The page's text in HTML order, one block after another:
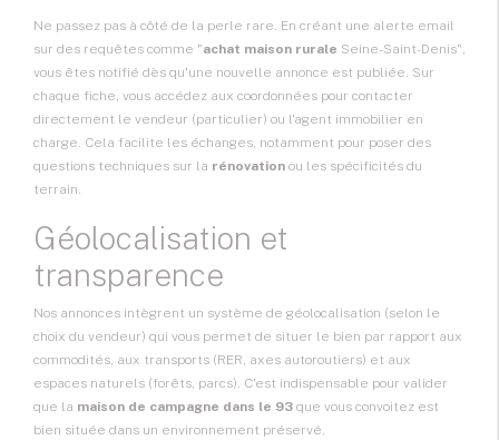
Ne passez pas à côté de la perle rare. En créant une alerte email
sur des requêtes comme "achat maison rurale Seine-Saint-Denis",
vous êtes notifié dès qu'une nouvelle annonce est publiée. Sur
chaque fiche, vous accédez aux coordonnées pour contacter
directement le vendeur (particulier) ou l'agent immobilier en
charge. Cela facilite les échanges, notamment pour poser des
questions techniques sur la rénovation ou les spécificités du
terrain.
Géolocalisation et
transparence
Nos annonces intègrent un système de géolocalisation (selon le
choix du vendeur) qui vous permet de situer le bien par rapport aux
commodités, aux transports (RER, axes autoroutiers) et aux
espaces naturels (forêts, parcs). C'est indispensable pour valider
que la maison de campagne dans le 93 que vous convoitez est
bien située dans un environnement préservé.